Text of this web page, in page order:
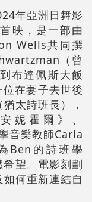
年亞洲日舞影
映，是一部由
Wells共同撰
（曾
布達佩斯大飯
在妻子去世後
太詩班長），
妮霍爾》、
音樂教師Carla
Ben的詩班學
望。電影刻劃
何重新連結自